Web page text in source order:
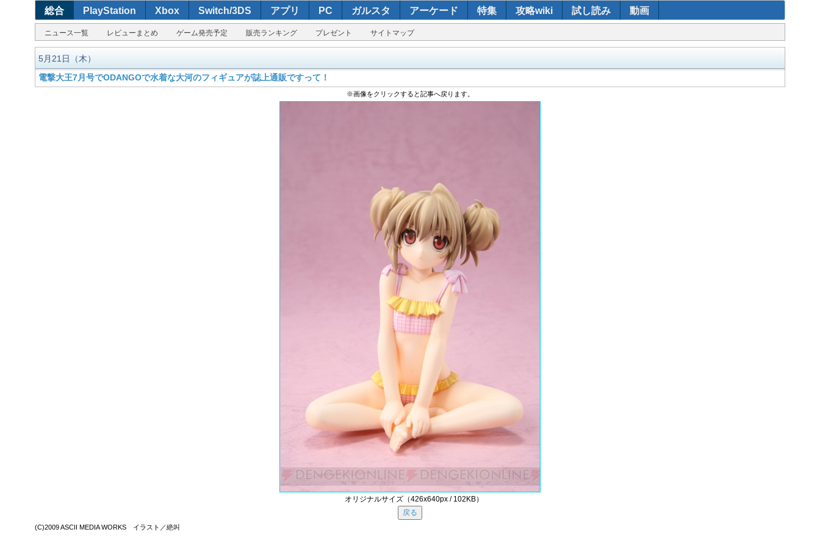
総合 PlayStation Xbox Switch/3DS アプリ PC ガルスタ アーケード 特集 攻略wiki 試し読み 動画
ニュース一覧 レビューまとめ ゲーム発売予定 販売ランキング プレゼント サイトマップ
5月21日（木）
電撃大王7月号でODANGOで水着な大河のフィギュアが誌上通販ですって！
※画像をクリックすると記事へ戻ります。
オリジナルサイズ（426x640px / 102KB）
(C)2009 ASCII MEDIA WORKS イラスト／絶叫